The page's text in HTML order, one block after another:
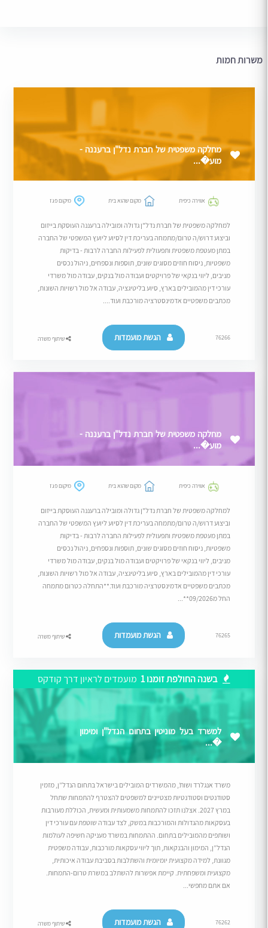
משרות חמות
מחלקה משפטית של חברת נדל"ן ברעננה -
מוע�...
אווירה כיפית מקום שהוא בית מיקום פגז
למחלקה משפטית של חברת נדל"ן גדולה ומובילה ברעננה העוסקת בייזום
וביצוע דרוש/ה טרום/מתמחה בעריכת דין לסיוע ליועץ המשפטי של החברה
במתן מעטפת משפטית ותפעולית לפעילות החברה לרבות - בדיקות
משפטיות, ניסוח חוזים מסוגים שונים, תוספות ונספחים, ניהול נכסים
מניבים, ליווי בנקאי של פרויקטים ועבודה מול בנקים, עבודה מול משרדי
עורכי דין מהמובילים בארץ, סיוע בליטיגציה, עבודה אל מול רשויות השונות,
מכתבים משפטיים אדמינסטרציה מורכבת ועוד....
76266 הגשת מועמדות שיתוף משרה
מחלקה משפטית של חברת נדל"ן ברעננה -
מוע�...
אווירה כיפית מקום שהוא בית מיקום פגז
למחלקה משפטית של חברת נדל"ן גדולה ומובילה ברעננה העוסקת בייזום
וביצוע דרוש/ה טרום/מתמחה בעריכת דין לסיוע ליועץ המשפטי של החברה
במתן מעטפת משפטית ותפעולית לפעילות החברה לרבות - בדיקות
משפטיות, ניסוח חוזים מסוגים שונים, תוספות ונספחים, ניהול נכסים
מניבים, ליווי בנקאי של פרויקטים ועבודה מול בנקים, עבודה מול משרדי
עורכי דין מהמובילים בארץ, סיוע בליטיגציה, עבודה אל מול רשויות השונות,
מכתבים משפטיים אדמינסטרציה מורכבת ועוד.**התחלה כטרום מתמחה
החל מ09/2026**...
76265 הגשת מועמדות שיתוף משרה
בשנה החולפת זומנו 1 מועמדים לראיון דרך קודקס
למשרד בעל מוניטין בתחום הנדל"ן ומימון
�...
משרד אנגלרד ושות’, מהמשרדים המובילים בישראל בתחום הנדל”ן, מזמין
סטודנטים וסטודנטיות מצטיינים למשפטים להצטרף להתמחות שתחל
במרץ 2027. אצלנו תזכו להתמחות משמעותית ומעשית, הכוללת מעורבות
בעסקאות מהגדולות והמורכבות במשק, לצד עבודה שוטפת עם עורכי דין
ושותפים מהמובילים בתחום. ההתמחות במשרד מעניקה חשיפה לעולמות
הנדל”ן, המימון והבנקאות, תוך ליווי עסקאות מורכבות, עבודה משפטית
מגוונת, למידה מקצועית יומיומית והשתלבות בסביבת עבודה איכותית,
מקצועית ומשפחתית. קיימת אפשרות להשתלב במשרת טרום-התמחות.
אם אתם מחפשי...
76262 הגשת מועמדות שיתוף משרה